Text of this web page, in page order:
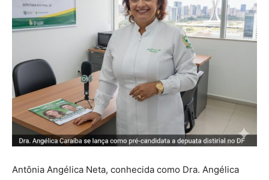
Antônia Angélica Neta, conhecida como Dra. Angélica